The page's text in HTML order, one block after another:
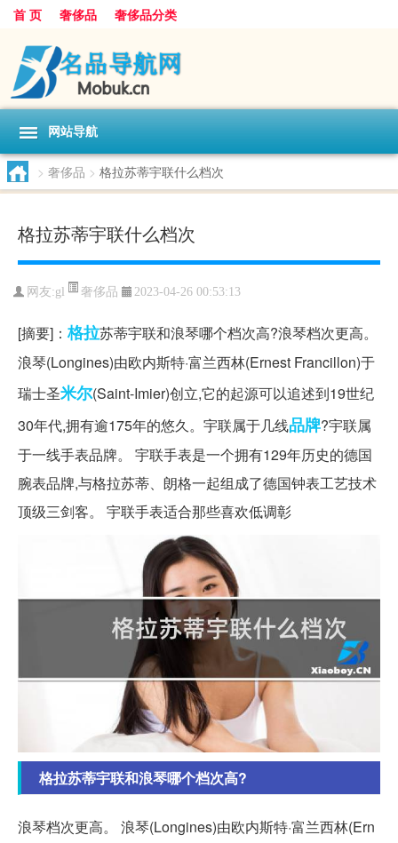
首 页 奢侈品 奢侈品分类
网站导航
> 奢侈品 > 格拉苏蒂宇联什么档次
格拉苏蒂宇联什么档次
网友:gl 奢侈品 2023-04-26 00:53:13
[摘要]：格拉苏蒂宇联和浪琴哪个档次高?浪琴档次更高。
浪琴(Longines)由欧内斯特·富兰西林(Ernest Francillon)于
瑞士圣米尔(Saint-Imier)创立,它的起源可以追述到19世纪
30年代,拥有逾175年的悠久。宇联属于几线品牌?宇联属
于一线手表品牌。 宇联手表是一个拥有129年历史的德国
腕表品牌,与格拉苏蒂、朗格一起组成了德国钟表工艺技术
顶级三剑客。 宇联手表适合那些喜欢低调彰
格拉苏蒂宇联和浪琴哪个档次高?
浪琴档次更高。 浪琴(Longines)由欧内斯特·富兰西林(Ern